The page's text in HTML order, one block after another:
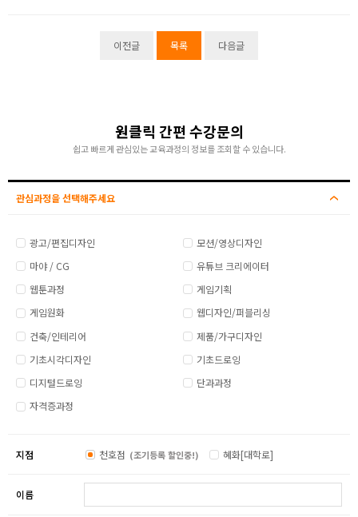
이전글 목록 다음글
원클릭 간편 수강문의
쉽고 빠르게 관심있는 교육과정의 정보를 조회할 수 있습니다.
관심과정을 선택해주세요
광고/편집디자인
모션/영상디자인
마야 / CG
유튜브 크리에이터
웹툰과정
게임기획
게임원화
웹디자인/퍼블리싱
건축/인테리어
제품/가구디자인
기초시각디자인
기초드로잉
디지털드로잉
단과과정
자격증과정
지점 천호점 (조기등록 할인중!) 혜화[대학로]
이름